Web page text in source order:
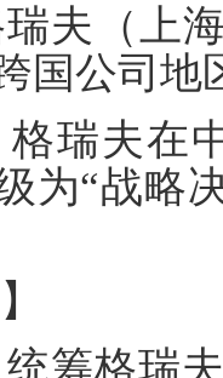
瑞夫（上
国公司地
瑞夫在
为“战略
筹格瑞